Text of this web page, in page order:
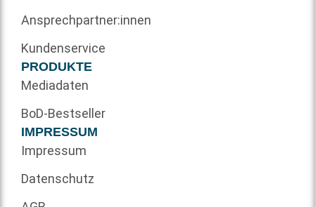
Ansprechpartner:innen
Kundenservice
PRODUKTE
Mediadaten
BoD-Bestseller
IMPRESSUM
Impressum
Datenschutz